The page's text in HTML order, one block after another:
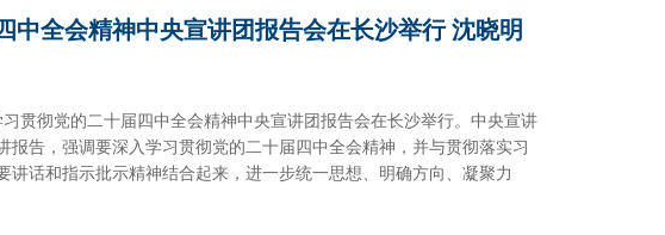
中全会精神中央宣讲团报告会在长沙举行 沈晓明
贯彻党的二十届四中全会精神中央宣讲团报告会在长沙举行。中央宣讲
报告，强调要深入学习贯彻党的二十届四中全会精神，并与贯彻落实习
讲话和指示批示精神结合起来，进一步统一思想、明确方向、凝聚力
根。